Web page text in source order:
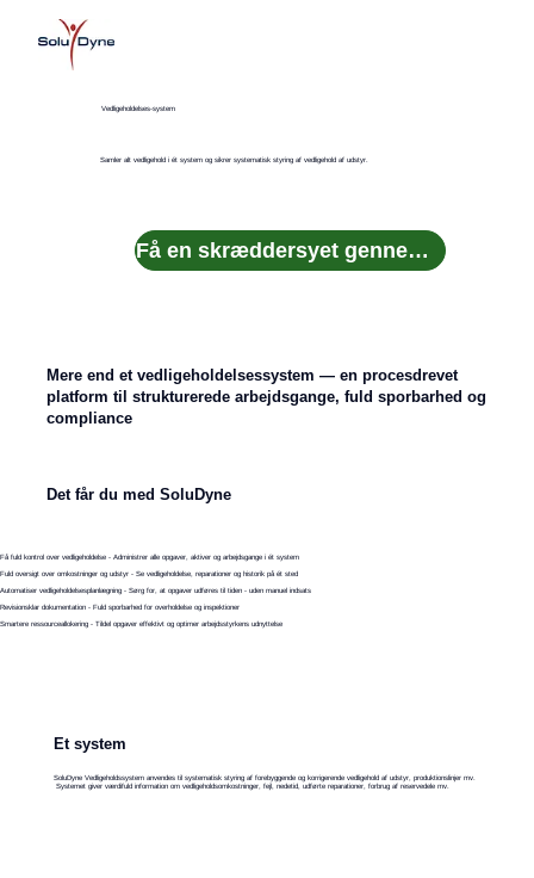
Vedligeholdelses-system
Samler alt vedligehold i ét system og sikrer systematisk styring af vedligehold af udstyr.
Få en skræddersyet gennemgang
Mere end et vedligeholdelsessystem — en procesdrevet
platform til strukturerede arbejdsgange, fuld sporbarhed og
compliance
Det får du med SoluDyne
Få fuld kontrol over vedligeholdelse - Administrer alle opgaver, aktiver og arbejdsgange i ét system
Fuld oversigt over omkostninger og udstyr - Se vedligeholdelse, reparationer og historik på ét sted
Automatiser vedligeholdelsesplanlægning - Sørg for, at opgaver udføres til tiden - uden manuel indsats
Revisionsklar dokumentation - Fuld sporbarhed for overholdelse og inspektioner
Smartere ressourceallokering - Tildel opgaver effektivt og optimer arbejdsstyrkens udnyttelse
Et system
SoluDyne Vedligeholdssystem anvendes til systematisk styring af forebyggende og korrigerende vedligehold af udstyr, produktionslinjer mv.
Systemet giver værdifuld information om vedligeholdsomkostninger, fejl, nedetid, udførte reparationer, forbrug af reservedele mv.